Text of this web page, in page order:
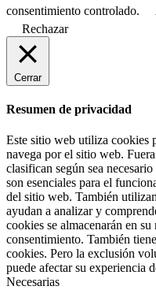
consentimiento controlado.
Rechazar
Cerrar
Resumen de privacidad
Este sitio web utiliza cookies
navega por el sitio web.
clasifican según sea
son esenciales para el
del sitio web. También
ayudan a analizar y
cookies se almacenarán en
consentimiento. También
cookies. Pero la exclusión
puede afectar su experiencia
Necesarias